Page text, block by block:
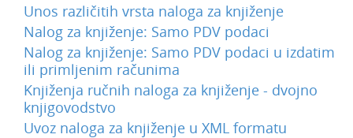
Novosti 2021
Decembar 2021
Novembar 2021
Oktobar 2021
Jun 2021
Unos različitih vrsta naloga za knjiženje
Nalog za knjiženje: Samo PDV podaci
Nalog za knjiženje: Samo PDV podaci u izdatim
ili primljenim računima
Knjiženja ručnih naloga za knjiženje - dvojno
knjigovodstvo
Uvoz naloga za knjiženje u XML formatu